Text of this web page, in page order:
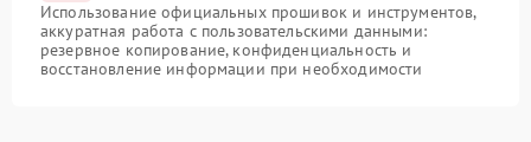
Использование официальных прошивок и инструментов,
аккуратная работа с пользовательскими данными:
резервное копирование, конфиденциальность и
восстановление информации при необходимости